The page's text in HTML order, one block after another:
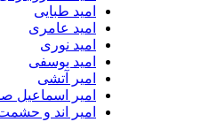
امید طبایی
امید عامری
امید نوری
امید یوسفی
امیر آتشی
امیر اسماعیل صدفی
امیر اند و حشمت فغانی